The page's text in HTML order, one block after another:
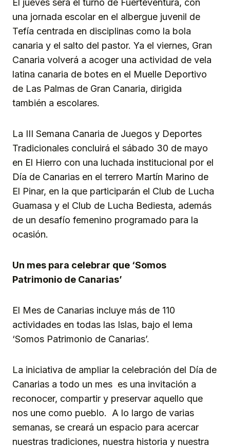
El jueves será el turno de Fuerteventura, con
una jornada escolar en el albergue juvenil de
Tefía centrada en disciplinas como la bola
canaria y el salto del pastor. Ya el viernes, Gran
Canaria volverá a acoger una actividad de vela
latina canaria de botes en el Muelle Deportivo
de Las Palmas de Gran Canaria, dirigida
también a escolares.
La III Semana Canaria de Juegos y Deportes
Tradicionales concluirá el sábado 30 de mayo
en El Hierro con una luchada institucional por el
Día de Canarias en el terrero Martín Marino de
El Pinar, en la que participarán el Club de Lucha
Guamasa y el Club de Lucha Bediesta, además
de un desafío femenino programado para la
ocasión.
Un mes para celebrar que ‘Somos
Patrimonio de Canarias’
El Mes de Canarias incluye más de 110
actividades en todas las Islas, bajo el lema
‘Somos Patrimonio de Canarias’.
La iniciativa de ampliar la celebración del Día de
Canarias a todo un mes es una invitación a
reconocer, compartir y preservar aquello que
nos une como pueblo. A lo largo de varias
semanas, se creará un espacio para acercar
nuestras tradiciones, nuestra historia y nuestra